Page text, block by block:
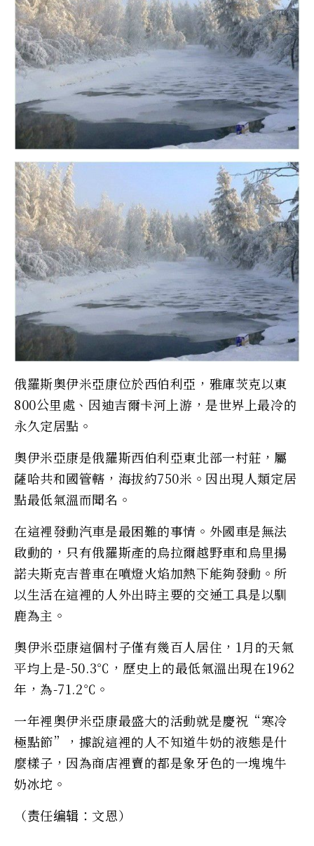
俄羅斯奧伊米亞康位於西伯利亞，雅庫茨克以東
800公里處、因迪吉爾卡河上游，是世界上最冷的
永久定居點。
奧伊米亞康是俄羅斯西伯利亞東北部一村莊，屬
薩哈共和國管轄，海拔約750米。因出現人類定居
點最低氣溫而聞名。
在這裡發動汽車是最困難的事情。外國車是無法
啟動的，只有俄羅斯產的烏拉爾越野車和烏里揚
諾夫斯克吉普車在噴燈火焰加熱下能夠發動。所
以生活在這裡的人外出時主要的交通工具是以馴
鹿為主。
奧伊米亞康這個村子僅有幾百人居住，1月的天氣
平均上是-50.3℃，歷史上的最低氣溫出現在1962
年，為-71.2℃。
一年裡奧伊米亞康最盛大的活動就是慶祝“寒冷
極點節”，據說這裡的人不知道牛奶的液態是什
麼樣子，因為商店裡賣的都是象牙色的一塊塊牛
奶冰坨。
（责任编辑：文恩）